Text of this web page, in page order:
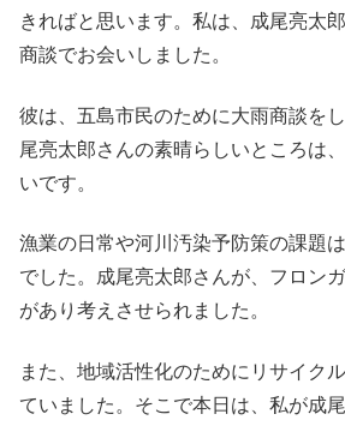
きればと思います。私は、成尾亮太
商談でお会いしました。
彼は、五島市民のために大雨商談を
尾亮太郎さんの素晴らしいところは
いです。
漁業の日常や河川汚染予防策の課題
でした。成尾亮太郎さんが、フロン
があり考えさせられました。
また、地域活性化のためにリサイク
ていました。そこで本日は、私が成